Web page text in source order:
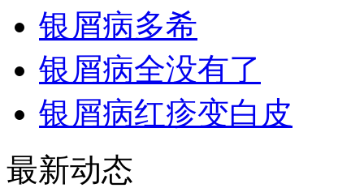
银屑病多希
银屑病全没有了
银屑病红疹变白皮
最新动态